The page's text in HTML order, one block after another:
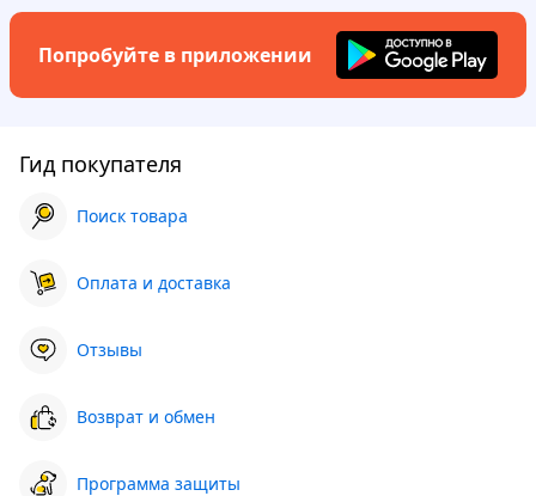
Попробуйте в приложении
Гид покупателя
Поиск товара
Оплата и доставка
Отзывы
Возврат и обмен
Программа защиты